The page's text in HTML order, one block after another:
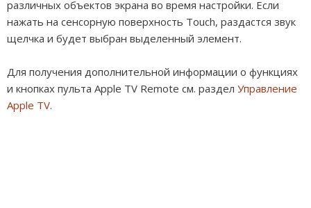
различных объектов экрана во время настройки. Если
нажать на сенсорную поверхность Touch, раздастся звук
щелчка и будет выбран выделенный элемент.
Для получения дополнительной информации о функциях
и кнопках пульта Apple TV Remote см. раздел Управление
Apple TV.